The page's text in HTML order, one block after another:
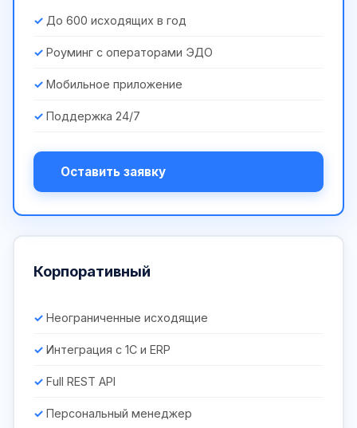
До 600 исходящих в год
Роуминг с операторами ЭДО
Мобильное приложение
Поддержка 24/7
Оставить заявку
Корпоративный
Неограниченные исходящие
Интеграция с 1С и ERP
Full REST API
Персональный менеджер